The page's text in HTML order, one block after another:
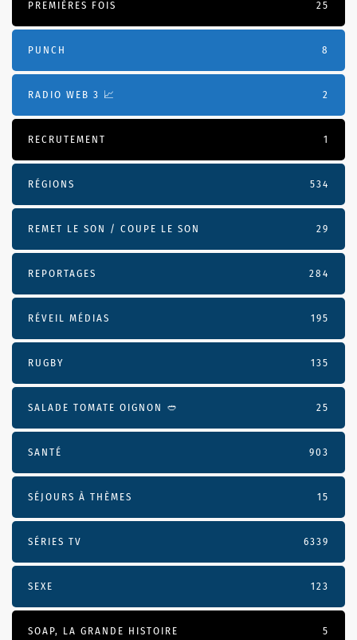
PREMIÈRES FOIS 25
PUNCH 8
RADIO WEB 3 📈 2
RECRUTEMENT 1
RÉGIONS 534
REMET LE SON / COUPE LE SON 29
REPORTAGES 284
RÉVEIL MÉDIAS 195
RUGBY 135
SALADE TOMATE OIGNON 🥙 25
SANTÉ 903
SÉJOURS À THÈMES 15
SÉRIES TV 6339
SEXE 123
SOAP, LA GRANDE HISTOIRE 5